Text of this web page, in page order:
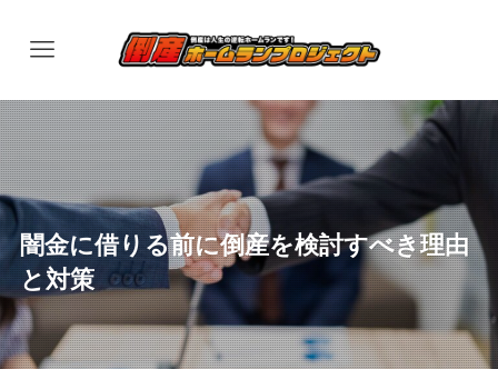
闇金に借りる前に倒産を検討すべき理由
と対策